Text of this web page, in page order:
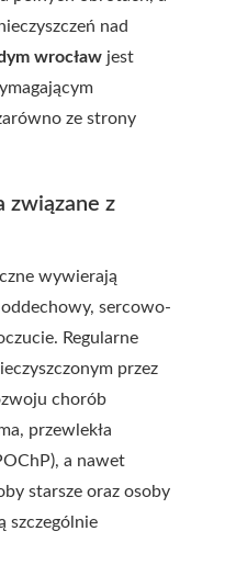
nad
wrocław jest
ze strony
związane z
wywierają
sercowo-
Regularne
przez
chorób
przewlekła
a nawet
starsze oraz osoby
szczególnie